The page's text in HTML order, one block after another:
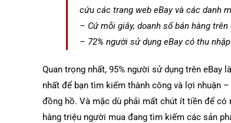
cứu các trang web eBay và các danh
– Cứ mỗi giây, doanh số bán hàng trên
– 72% người sử dụng eBay có thu
Quan trọng nhất, 95% người sử dụng trên eBay
nhất để bạn tìm kiếm thành công và lợi nhuận
đồng hồ. Và mặc dù phải mất chút ít tiền để có
hàng triệu người mua đang tìm kiếm các sản